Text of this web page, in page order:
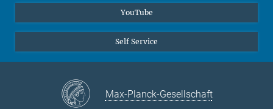
You can find this video on YouTube. Click on the image to
be redirected there.
YouTube
Self Service
Max-Planck-Gesellschaft